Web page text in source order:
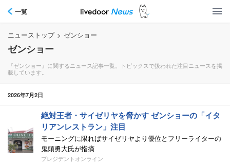
一覧
ニューストップ > ゼンショー
ゼンショー
『ゼンショー』に関するニュース記事一覧。トピックスで扱われた注目ニュースを掲
載しています。
2026年7月2日
絶対王者・サイゼリヤを脅かす ゼンショーの「イタ
リアンレストラン」注目
モーニングに限ればサイゼリヤより優位とフリーライターの
鬼頭勇大氏が指摘
プレジデントオンライン